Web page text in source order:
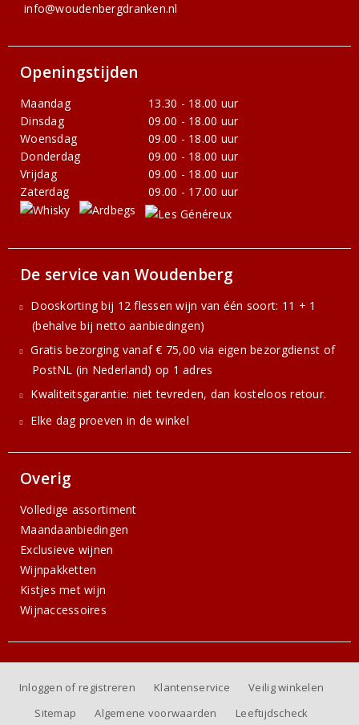
info@woudenbergdranken.nl
Openingstijden
Maandag
13.30 - 18.00 uur
Dinsdag
09.00 - 18.00 uur
Woensdag
09.00 - 18.00 uur
Donderdag
09.00 - 18.00 uur
Vrijdag
09.00 - 18.00 uur
Zaterdag
09.00 - 17.00 uur
De service van Woudenberg
Dooskorting bij 12 flessen wijn van één soort: 11 + 1
(behalve bij netto aanbiedingen)
Gratis bezorging vanaf € 75,00 via eigen bezorgdienst of
PostNL (in Nederland) op 1 adres
Kwaliteitsgarantie: niet tevreden, dan kosteloos retour.
Elke dag proeven in de winkel
Overig
Volledige assortiment
Maandaanbiedingen
Exclusieve wijnen
Wijnpakketten
Kistjes met wijn
Wijnaccessoires
Inloggen of registreren Klantenservice
Veilig winkelen
Sitemap
Algemene voorwaarden Leeftijdscheck